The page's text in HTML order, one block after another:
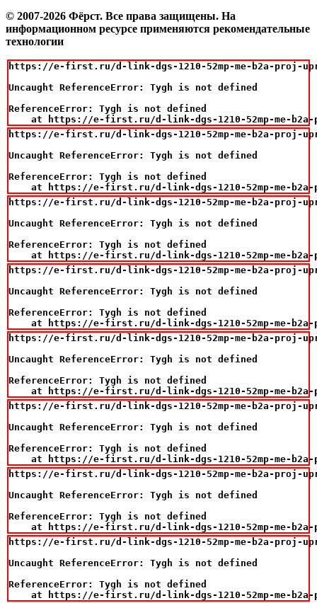
© 2007-2026 Фёрст. Все права защищены. На
информационном ресурсе применяются рекомендательные
технологии
https://e-first.ru/d-link-dgs-1210-52mp-me-b2a-proj-
Uncaught ReferenceError: Tygh is not defined
ReferenceError: Tygh is not defined
at https://e-first.ru/d-link-dgs-1210-52mp-me-
https://e-first.ru/d-link-dgs-1210-52mp-me-b2a-proj-
Uncaught ReferenceError: Tygh is not defined
ReferenceError: Tygh is not defined
at https://e-first.ru/d-link-dgs-1210-52mp-me-
https://e-first.ru/d-link-dgs-1210-52mp-me-b2a-proj-
Uncaught ReferenceError: Tygh is not defined
ReferenceError: Tygh is not defined
at https://e-first.ru/d-link-dgs-1210-52mp-me-
https://e-first.ru/d-link-dgs-1210-52mp-me-b2a-proj-
Uncaught ReferenceError: Tygh is not defined
ReferenceError: Tygh is not defined
at https://e-first.ru/d-link-dgs-1210-52mp-me-
https://e-first.ru/d-link-dgs-1210-52mp-me-b2a-proj-
Uncaught ReferenceError: Tygh is not defined
ReferenceError: Tygh is not defined
at https://e-first.ru/d-link-dgs-1210-52mp-me-
https://e-first.ru/d-link-dgs-1210-52mp-me-b2a-proj-
Uncaught ReferenceError: Tygh is not defined
ReferenceError: Tygh is not defined
at https://e-first.ru/d-link-dgs-1210-52mp-me-
https://e-first.ru/d-link-dgs-1210-52mp-me-b2a-proj-
Uncaught ReferenceError: Tygh is not defined
ReferenceError: Tygh is not defined
at https://e-first.ru/d-link-dgs-1210-52mp-me-
https://e-first.ru/d-link-dgs-1210-52mp-me-b2a-proj-
Uncaught ReferenceError: Tygh is not defined
ReferenceError: Tygh is not defined
at https://e-first.ru/d-link-dgs-1210-52mp-me-